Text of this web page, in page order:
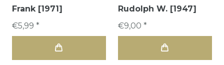
Frank [1971]
€5,99 *
Rudolph W. [1947]
€9,00 *